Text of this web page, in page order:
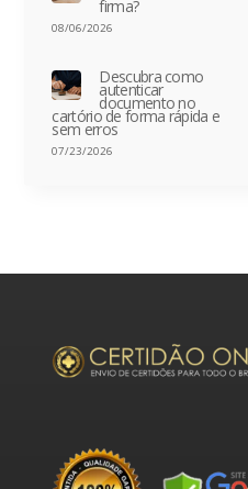
firma?
08/06/2026
Descubra como
autenticar
documento no
cartório de forma rápida e
sem erros
07/23/2026